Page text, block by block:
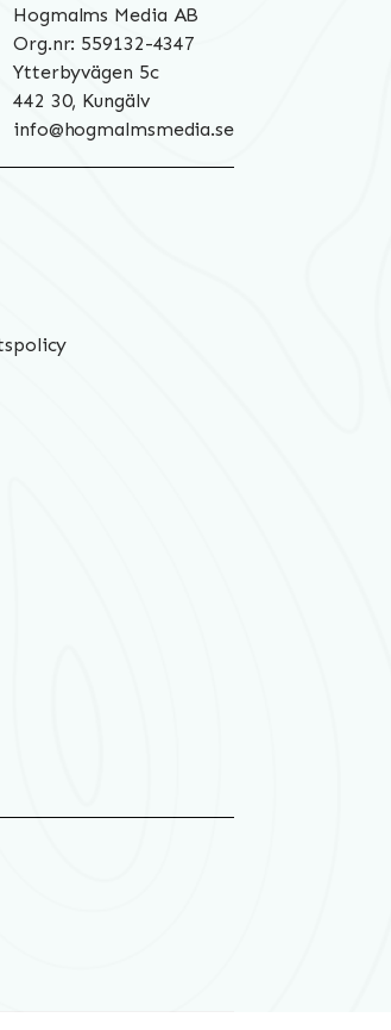
Hogmalms Media AB
Org.nr: 559132-4347
Ytterbyvägen 5c
442 30, Kungälv
info@hogmalmsmedia.se